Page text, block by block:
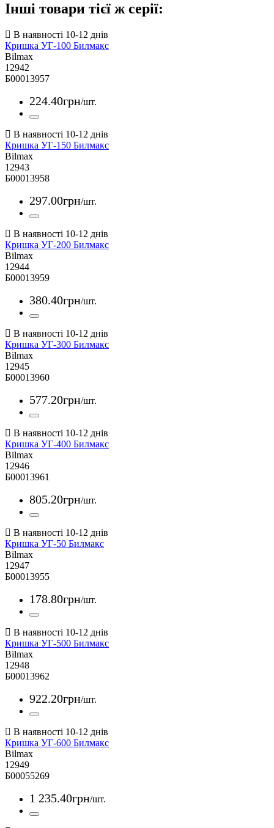
Інші товари тієї ж серії:
Кришка УГ-100 Билмакс
Bilmax
12942
Б00013957
224.40грн/шт.
Кришка УГ-150 Билмакс
Bilmax
12943
Б00013958
297.00грн/шт.
Кришка УГ-200 Билмакс
Bilmax
12944
Б00013959
380.40грн/шт.
Кришка УГ-300 Билмакс
Bilmax
12945
Б00013960
577.20грн/шт.
Кришка УГ-400 Билмакс
Bilmax
12946
Б00013961
805.20грн/шт.
Кришка УГ-50 Билмакс
Bilmax
12947
Б00013955
178.80грн/шт.
Кришка УГ-500 Билмакс
Bilmax
12948
Б00013962
922.20грн/шт.
Кришка УГ-600 Билмакс
Bilmax
12949
Б00055269
1 235.40грн/шт.